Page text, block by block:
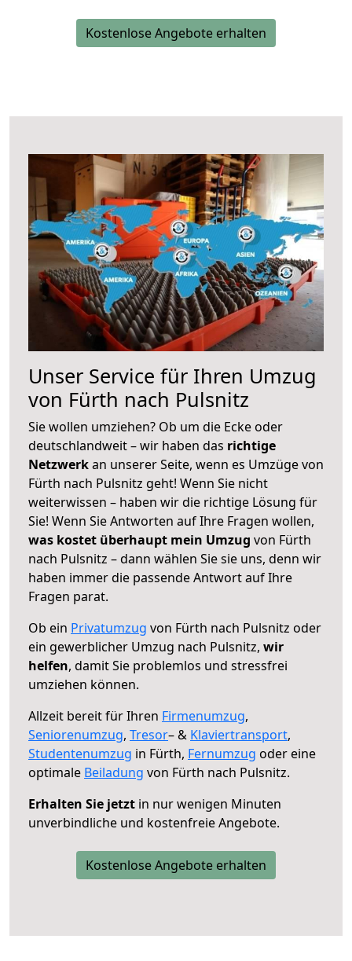
Kostenlose Angebote erhalten
Unser Service für Ihren Umzug
von Fürth nach Pulsnitz
Sie wollen umziehen? Ob um die Ecke oder
deutschlandweit – wir haben das richtige
Netzwerkan unserer Seite, wenn es Umzüge von
Fürth nach Pulsnitz geht! Wenn Sie nicht
weiterwissen – haben wir die richtige Lösung für
Sie! Wenn Sie Antworten auf Ihre Fragen wollen,
was kostet überhaupt mein Umzug von Fürth
nach Pulsnitz – dann wählen Sie sie uns, denn wir
haben immer die passende Antwort auf Ihre
Fragen parat.
Ob ein Privatumzug von Fürth nach Pulsnitz oder
ein gewerblicher Umzug nach Pulsnitz, wir
helfen, damit Sie problemlos und stressfrei
umziehen können.
Allzeit bereit für Ihren Firmenumzug,
Seniorenumzug, Tresor– & Klaviertransport,
Studentenumzug in Fürth, Fernumzug oder eine
optimale Beiladung von Fürth nach Pulsnitz.
Erhalten Sie jetzt in nur wenigen Minuten
unverbindliche und kostenfreie Angebote.
Kostenlose Angebote erhalten